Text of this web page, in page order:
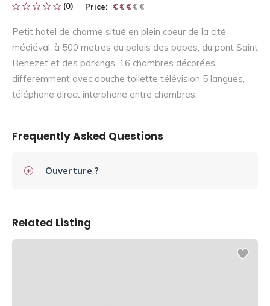
(0) Price: € € € € €
€ € €
Petit hotel de charme situé en plein coeur de la cité
médiéval, à 500 metres du palais des papes, du pont Saint
Benezet et des parkings, 16 chambres décorées
différemment avec douche toilette télévision 5 langues,
téléphone direct interphone entre chambres.
Frequently Asked Questions
Ouverture ?
Related Listing